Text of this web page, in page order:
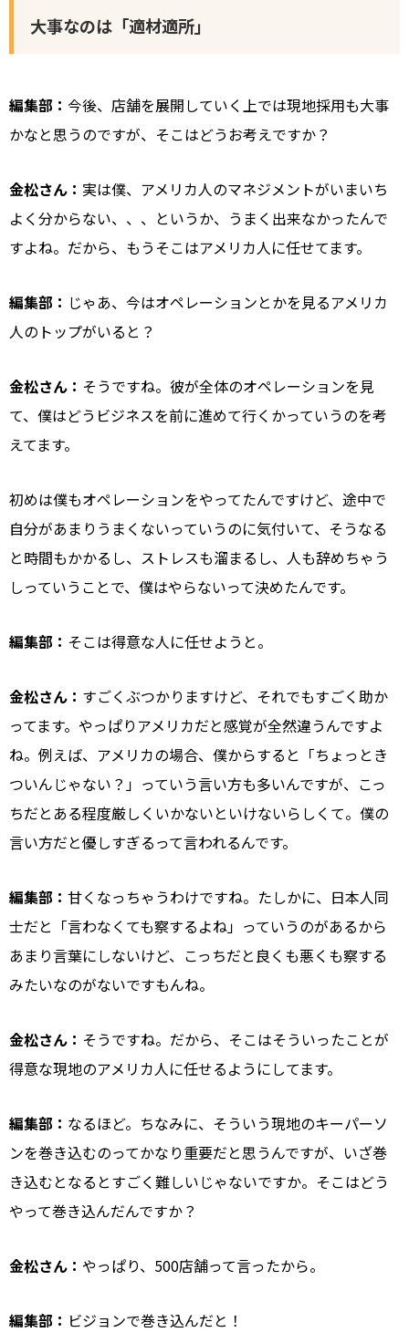
大事なのは「適材適所」
編集部： 今後、店舗を展開していく上では現地採用も大事
かなと思うのですが、そこはどうお考えですか？
金松さん： 実は僕、アメリカ人のマネジメントがいまいち
よく分からない、、、というか、うまく出来なかったんで
すよね。だから、もうそこはアメリカ人に任せてます。
編集部： じゃあ、今はオペレーションとかを見るアメリカ
人のトップがいると？
金松さん： そうですね。彼が全体のオペレーションを見
て、僕はどうビジネスを前に進めて行くかっていうのを考
えてます。
初めは僕もオペレーションをやってたんですけど、途中で
自分があまりうまくないっていうのに気付いて、そうなる
と時間もかかるし、ストレスも溜まるし、人も辞めちゃう
しっていうことで、僕はやらないって決めたんです。
編集部： そこは得意な人に任せようと。
金松さん： すごくぶつかりますけど、それでもすごく助か
ってます。やっぱりアメリカだと感覚が全然違うんですよ
ね。例えば、アメリカの場合、僕からすると「ちょっとき
ついんじゃない？」っていう言い方も多いんですが、こっ
ちだとある程度厳しくいかないといけないらしくて。僕の
言い方だと優しすぎるって言われるんです。
編集部： 甘くなっちゃうわけですね。たしかに、日本人同
士だと「言わなくても察するよね」っていうのがあるから
あまり言葉にしないけど、こっちだと良くも悪くも察する
みたいなのがないですもんね。
金松さん： そうですね。だから、そこはそういったことが
得意な現地のアメリカ人に任せるようにしてます。
編集部： なるほど。ちなみに、そういう現地のキーパーソ
ンを巻き込むのってかなり重要だと思うんですが、いざ巻
き込むとなるとすごく難しいじゃないですか。そこはどう
やって巻き込んだんですか？
金松さん： やっぱり、500店舗って言ったから。
編集部： ビジョンで巻き込んだと！